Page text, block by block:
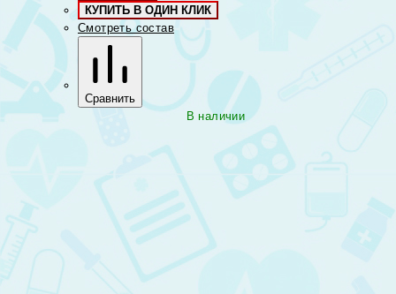
КУПИТЬ В ОДИН КЛИК
Смотреть состав
Сравнить
В наличии